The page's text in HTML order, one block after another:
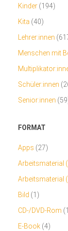
Kinder (194)
Kita (40)
Lehrer:innen
Menschen mit
Schüler:innen
Senior:innen
FORMAT
Apps (27)
Arbeitsmaterial
Arbeitsmaterial
Bild (1)
CD-/DVD-Rom
E-Book (4)